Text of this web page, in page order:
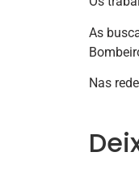
As
Nas